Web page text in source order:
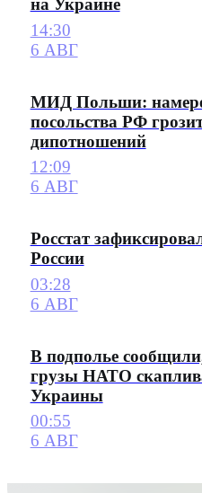
на Украине
14:30
6 АВГ
МИД Польши:
посольства РФ
дипотношений
12:09
6 АВГ
Росстат
России
03:28
6 АВГ
В подполье
грузы НАТО
Украины
00:55
6 АВГ